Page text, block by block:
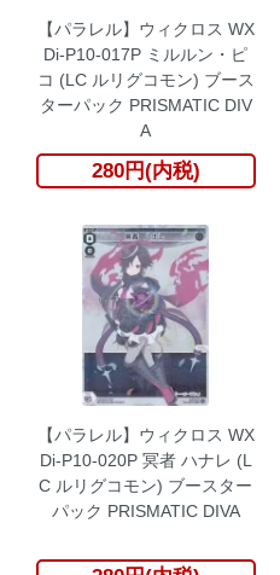
【パラレル】ウィクロス WX
Di-P10-017P ミルルン・ピ
コ (LC ルリグコモン) ブース
ターパック PRISMATIC DIV
A
280円(内税)
【パラレル】ウィクロス WX
Di-P10-020P 冥者 ハナレ (L
C ルリグコモン) ブースター
パック PRISMATIC DIVA